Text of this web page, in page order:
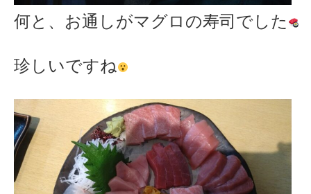
何と、お通しがマグロの寿司でした
珍しいですね